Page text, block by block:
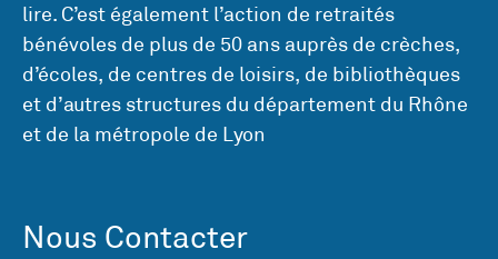
lire. C’est également l’action de retraités
bénévoles de plus de 50 ans auprès de crèches,
d’écoles, de centres de loisirs, de bibliothèques
et d’autres structures du département du Rhône
et de la métropole de Lyon
Nous Contacter